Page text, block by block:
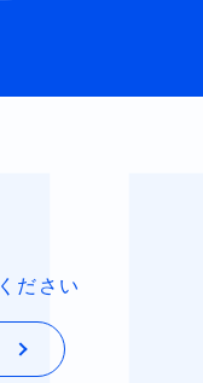
ださい